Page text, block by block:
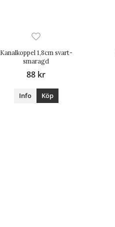
Kanalkoppel 1,8cm svart-
smaragd
88 kr
Info Köp